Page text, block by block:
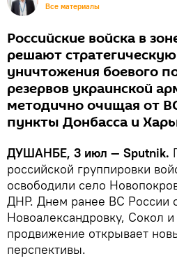
Все материалы
Российские войска в
решают
уничтожения боевого
резервов украинской
методично очищая от
пункты Донбасса и
ДУШАНБЕ, 3 июл — Sputnik.
российской группировки
освободили село
ДНР. Днем ранее ВС России
Новоалександровку, Сокол
продвижение открывает
перспективы.